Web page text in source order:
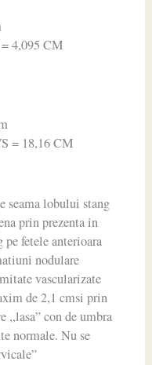
4,095 CM
= 18,16 CM
seama lobului stang
prin prezenta in
fetele anterioara
nodulare
vascularizate
de 2,1 cmsi prin
,,lasa” con de umbra
normale. Nu se